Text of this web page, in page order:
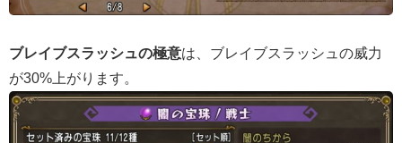
ブレイブスラッシュの極意は、ブレイブスラッシュの威力
が30%上がります。